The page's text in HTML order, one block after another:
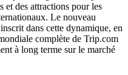
et des attractions pour les
Le nouveau
dans cette dynamique, en
complète de Trip.com
à long terme sur le marché